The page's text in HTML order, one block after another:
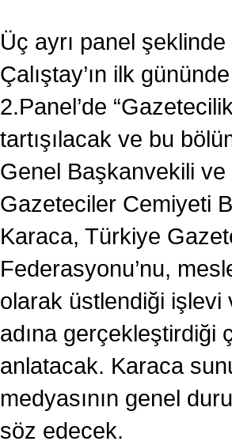
Üç ayrı panel
Çalıştay’ın ilk
2.Panel’de
tartışılacak ve bu
Genel Başkanvekili ve
Gazeteciler Cemiyeti
Karaca, Türkiye
Federasyonu’nu,
olarak üstlendiği işlevi
adına gerçekleştirdiği
anlatacak. Karaca
medyasının genel
söz edecek.